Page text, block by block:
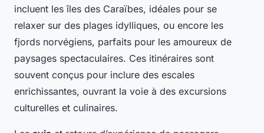
incluent les îles des Caraïbes, idéales pour se
relaxer sur des plages idylliques, ou encore les
fjords norvégiens, parfaits pour les amoureux de
paysages spectaculaires. Ces itinéraires sont
souvent conçus pour inclure des escales
enrichissantes, ouvrant la voie à des excursions
culturelles et culinaires.